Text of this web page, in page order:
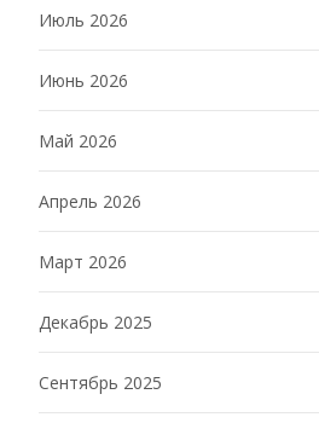
Июль 2026
Июнь 2026
Май 2026
Апрель 2026
Март 2026
Декабрь 2025
Сентябрь 2025